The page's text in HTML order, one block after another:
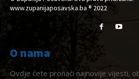
www.zupanijaposavska.ba ® 2022
O nama
Ovdje ćete pronaći najnovije vijesti,